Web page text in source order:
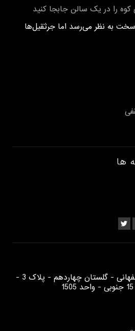
را در یک سالن جابجا کنید
به نظر می‌رسد اما جرثقیل‌ها
ها
​تهران- بلوار اشرفی اصفهانی - گلستان چهاردهم - پلاک 3 -